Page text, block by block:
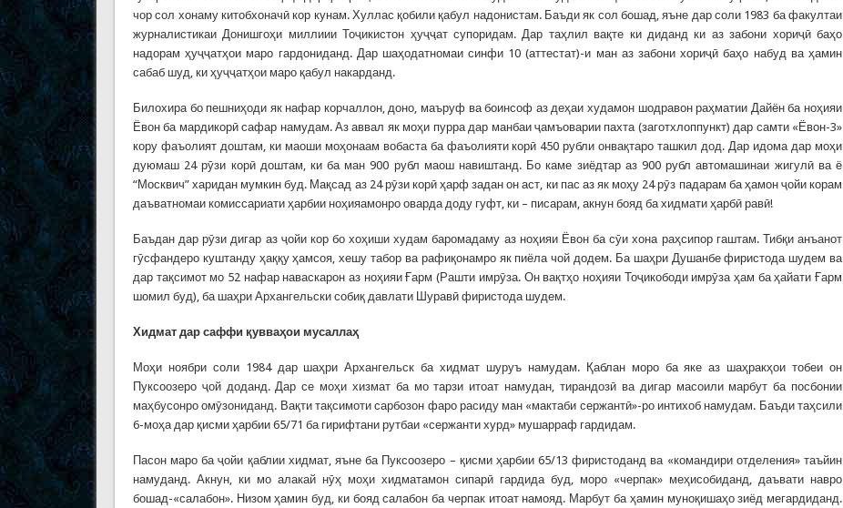
чор сол хонаму китобхоначӣ кор кунам. Хуллас қобили қабул надонистам. Баъди як сол бошад, яъне дар соли 1983 ба факултаи
журналистикаи Донишгоҳи миллиии Тоҷикистон ҳуҷҷат супоридам. Дар таҳлил вақте ки диданд ки аз забони хориҷӣ баҳо
надорам ҳуҷҷатҳои маро гардониданд. Дар шаҳодатномаи синфи 10 (аттестат)-и ман аз забони хориҷӣ баҳо набуд ва ҳамин
сабаб шуд, ки ҳуҷҷатҳои маро қабул накарданд.
Билохира бо пешниҳоди як нафар корчаллон, доно, маъруф ва боинсоф аз деҳаи худамон шодравон раҳматии Дайён ба ноҳияи
Ёвон ба мардикорӣ сафар намудам. Аз аввал як моҳи пурра дар манбаи ҷамъоварии пахта (заготхлоппункт) дар самти «Ёвон-3»
кору фаъолият доштам, ки маоши моҳонаам вобаста ба фаъолияти корӣ 450 рубли онвақтаро ташкил дод. Дар идома дар моҳи
дуюмаш 24 рӯзи корӣ доштам, ки ба ман 900 рубл маош навиштанд. Бо каме зиёдтар аз 900 рубл автомашинаи жигулӣ ва ё
“Москвич” харидан мумкин буд. Мақсад аз 24 рӯзи корӣ ҳарф задан он аст, ки пас аз як моҳу 24 рӯз падарам ба ҳамон ҷойи корам
даъватномаи комиссариати ҳарбии ноҳияамонро оварда доду гуфт, ки – писарам, акнун бояд ба хидмати ҳарбӣ равӣ!
Баъдан дар рӯзи дигар аз ҷойи кор бо хоҳиши худам баромадаму аз ноҳияи Ёвон ба сӯи хона раҳсипор гаштам. Тибқи анъанот
гӯсфандеро куштанду ҳаққу ҳамсоя, хешу табор ва рафиқонамро як пиёла чой додем. Ба шаҳри Душанбе фиристода шудем ва
дар тақсимот мо 52 нафар наваскарон аз ноҳияи Ғарм (Рашти имрӯза. Он вақтҳо ноҳияи Тоҷикободи имрӯза ҳам ба ҳайати Ғарм
шомил буд), ба шаҳри Архангельски собиқ давлати Шуравӣ фиристода шудем.
Хидмат дар саффи қувваҳои мусаллаҳ
Моҳи ноябри соли 1984 дар шаҳри Архангельск ба хидмат шуруъ намудам. Қаблан моро ба яке аз шаҳракҳои тобеи он
Пуксоозеро ҷой доданд. Дар се моҳи хизмат ба мо тарзи итоат намудан, тирандозӣ ва дигар масоили марбут ба посбонии
маҳбусонро омӯзониданд. Вақти тақсимоти сарбозон фаро расиду ман «мактаби сержантӣ»-ро интихоб намудам. Баъди таҳсили
6-моҳа дар қисми ҳарбии 65/71 ба гирифтани рутбаи «сержанти хурд» мушарраф гардидам.
Пасон маро ба ҷойи қаблии хидмат, яъне ба Пуксоозеро – қисми ҳарбии 65/13 фиристоданд ва «командири отделения» таъйин
намуданд. Акнун, ки мо алакай нӯҳ моҳи хидматамон сипарӣ гардида буд, моро «черпак» меҳисобиданд, даъвати навро
бошад-«салабон». Низом ҳамин буд, ки бояд салабон ба черпак итоат намояд. Марбут ба ҳамин муноқишаҳо зиёд мегардиданд.